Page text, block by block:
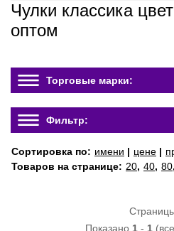
Чулки классика
оптом
Торговые марки:
Фильтр:
Сортировка по: имени | цене |
Товаров на странице: 20, 40, 80,
Показано 1- 1